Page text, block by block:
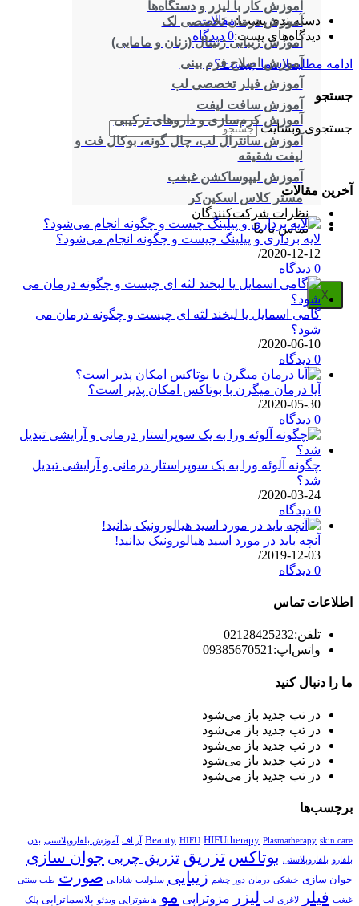
آموزش کار با لیزر و دستگاه‌ها
آموزش درمان تخصصی لک
آموزش زیبایی ژنیتال (زنان و مامایی)
آموزش اصلاح فرم بینی
آموزش فیلر تخصصی لب
آموزش سافت لیفت
آموزش کرم‌سازی و داروهای ترکیبی
آموزش سانترال لب، چال گونه، بوکال فت و
لیفت شقیقه
آموزش لیپوساکشن غبغب
مستر کلاس اسکین‌کر
نظرات شرکت‌کنندگان
تماس با ما
X
دسته‌بندی پست:مقالات
دیدگاه‌های پست:0 دیدگاه
ادامه مطلبملاسما چیست؟
جستجو
جستجوی وبسایت
آخرین مقالات
لایه برداری و پیلینگ چیست و چگونه انجام می‌شود؟
2020-12-12
/
0 دیدگاه
گامی اسمایل یا لبخند لثه ای چیست و چگونه درمان می
شود؟
2020-06-10
/
0 دیدگاه
آیا درمان میگرن با بوتاکس امکان پذیر است؟
2020-05-30
/
0 دیدگاه
چگونه آلوئه ورا به یک سوپراستار درمانی و آرایشی تبدیل
شد؟
2020-03-24
/
0 دیدگاه
آنچه باید در مورد اسید هیالورونیک بدانید!
2019-12-03
/
0 دیدگاه
اطلاعات تماس
تلفن:02128425232
واتس‌اپ: 09385670521
ما را دنبال کنید
در تب جدید باز می‌شود
در تب جدید باز می‌شود
در تب جدید باز می‌شود
در تب جدید باز می‌شود
در تب جدید باز می‌شود
برچسب‌ها
Beauty HIFU HIFUtherapy Plasmatherapy skin care آر اف آموزش بلفاروپلاستی بدن
بلفارو بلفاروپلاستی بوتاکس تزریق تزریق چربی جوان سازی
جوان سازی خشکی درمان دور چشم زیبایی سلولیت شادابی صورت طب سنتی
غبغب فیلر لاغری لب لیزر مزوتراپی مو هایفوتراپی ویدئو پلاسماتراپی پلک